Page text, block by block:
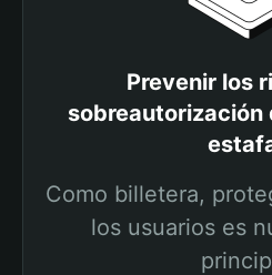
Prevenir los
sobreautorización
Como billetera,
los usuarios es